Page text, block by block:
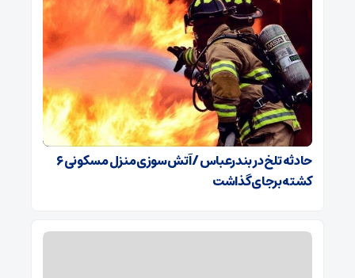
حادثه تلخ در بندرعباس / آتش‌سوزی منزل مسکونی ۶
کشته برجای گذاشت